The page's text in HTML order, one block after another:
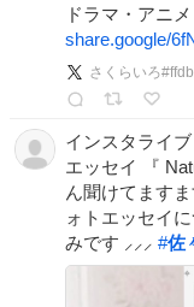
ドラマ・アニ
share.google/
さくらいろ
インスタライ
エッセイ 『
ん聞けてます
ォトエッセイ
みです ⸝⸝⸝ #佐